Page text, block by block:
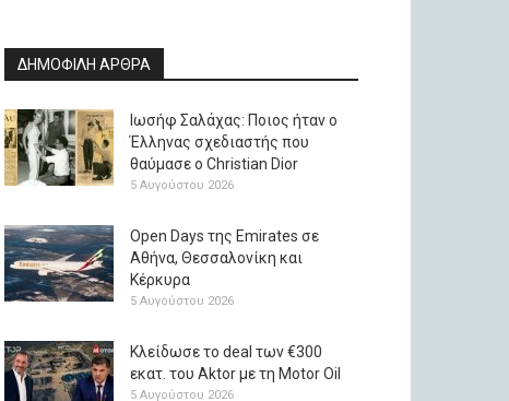
ΔΗΜΟΦΙΛΗ ΑΡΘΡΑ
Ιωσήφ Σαλάχας: Ποιος ήταν ο
Έλληνας σχεδιαστής που
θαύμασε ο Christian Dior
5 Αυγούστου 2026
Open Days της Emirates σε
Αθήνα, Θεσσαλονίκη και
Κέρκυρα
5 Αυγούστου 2026
Κλείδωσε το deal των €300
εκατ. του Aktor με τη Μotor Oil
5 Αυγούστου 2026